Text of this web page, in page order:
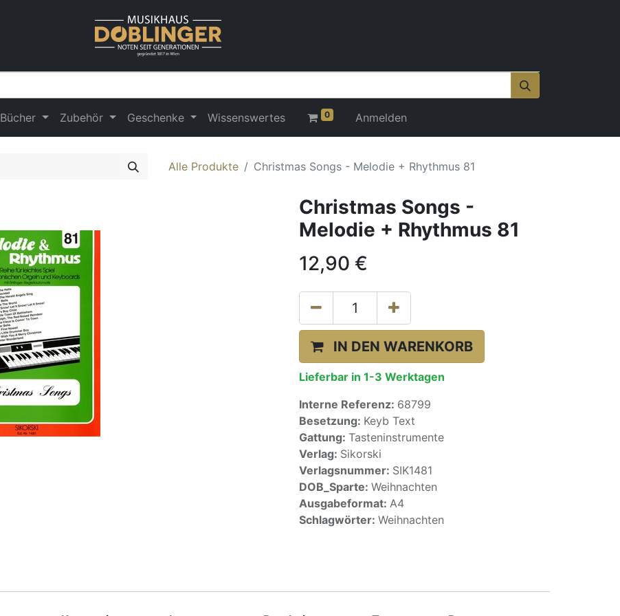
Bücher Zubehör Geschenke Wissenswertes 0 Anmelden
Alle Produkte Christmas Songs - Melodie + Rhythmus 81
Christmas Songs -
Melodie + Rhythmus 81
12,90 €
IN DEN WARENKORB
Lieferbar in 1-3 Werktagen
Interne Referenz: 68799
Besetzung: Keyb Text
Gattung: Tasteninstrumente
Verlag: Sikorski
Verlagsnummer: SIK1481
DOB_Sparte: Weihnachten
Ausgabeformat: A4
Schlagwörter: Weihnachten